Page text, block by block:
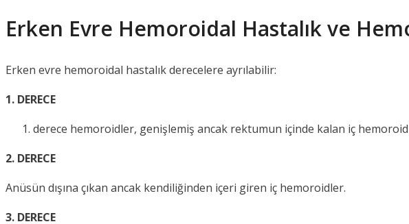
Erken Evre Hemoroidal Hastalık ve
Erken evre hemoroidal hastalık derecelere ayrılabilir:
1. DERECE
derece hemoroidler, genişlemiş ancak rektumun içinde kalan iç
2. DERECE
Anüsün dışına çıkan ancak kendiliğinden içeri giren iç hemoroidler.
3. DERECE